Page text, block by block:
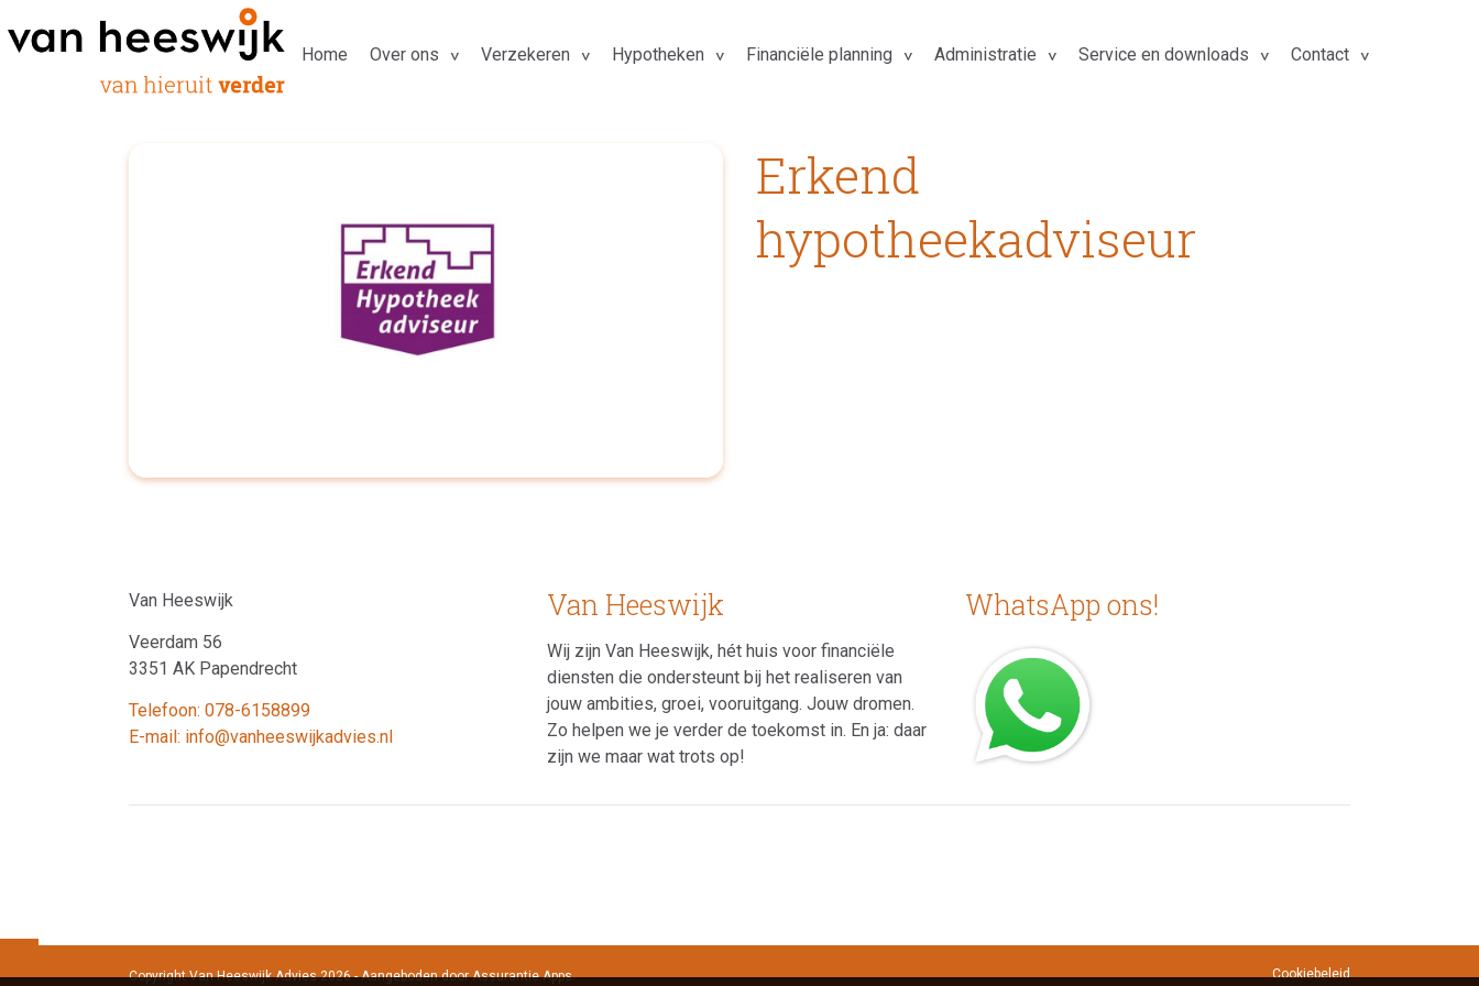
Home Over ons Verzekeren Hypotheken Financiële planning Administratie Service en downloads Contact
Erkend
hypotheekadviseur
Van Heeswijk
Veerdam 56
3351 AK Papendrecht
Telefoon: 078-6158899
E-mail: info@vanheeswijkadvies.nl
Van Heeswijk
Wij zijn Van Heeswijk, hét huis voor financiële
diensten die ondersteunt bij het realiseren van
jouw ambities, groei, vooruitgang. Jouw dromen.
Zo helpen we je verder de toekomst in. En ja: daar
zijn we maar wat trots op!
WhatsApp ons!
Copyright Van Heeswijk Advies 2026 - Aangeboden doorAssurantie Apps Cookiebeleid